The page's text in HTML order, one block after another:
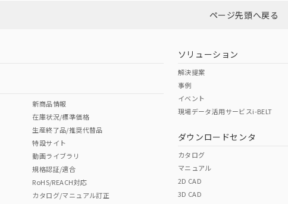
ダウンロードはこちら
Cr(VI)
ページ先頭へ戻る
新商品情報
在庫状況/標準価格
生産終了品/推奨代替品
特設サイト
動画ライブラリ
規格認証/適合
RoHS/REACH対応
カタログ/マニュアル訂正
ソリューション
解決提案
事例
イベント
現場データ活用サービスi-BELT
ダウンロードセンタ
カタログ
マニュアル
2D CAD
3D CAD